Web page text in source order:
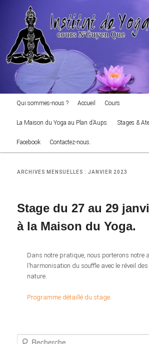
principal
secondaire
Institut de Yoga
cours NGuyen Que
Qui sommes-nous ? Accueil Cours
La Maison du Yoga au Plan d’Aups. Stages &
Facebook Contactez-nous.
ARCHIVES MENSUELLES :JANVIER 2023
Stage du 27 au 29
à la Maison du Yoga.
Dans notre pratique, nous porterons notre
l’harmonisation du souffle avec le réveil
nature.
Programme détaillé du stage